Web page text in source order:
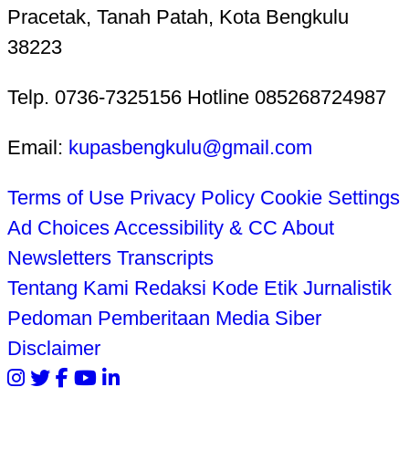
Pracetak, Tanah Patah, Kota Bengkulu
38223
Telp. 0736-7325156 Hotline 085268724987
Email: kupasbengkulu@gmail.com
Terms of Use Privacy Policy Cookie Settings
Ad Choices Accessibility & CC About
Newsletters Transcripts
Tentang Kami Redaksi Kode Etik Jurnalistik
Pedoman Pemberitaan Media Siber
Disclaimer